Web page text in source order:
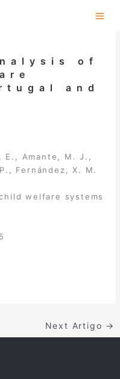
of
and
E., Amante, M. J.,
Fernández, X. M.
welfare systems
Next Artigo →